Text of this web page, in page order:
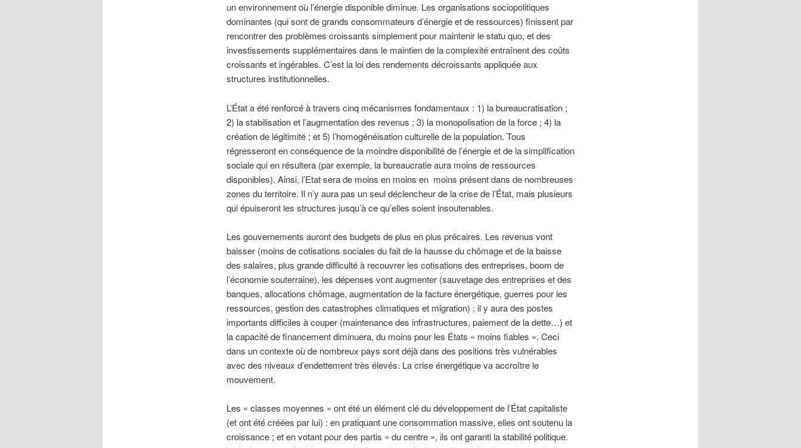
un environnement où l’énergie disponible diminue. Les organisations sociopolitiques
dominantes (qui sont de grands consommateurs d’énergie et de ressources) finissent par
rencontrer des problèmes croissants simplement pour maintenir le statu quo, et des
investissements supplémentaires dans le maintien de la complexité entraînent des coûts
croissants et ingérables. C’est la loi des rendements décroissants appliquée aux
structures institutionnelles.
L’État a été renforcé à travers cinq mécanismes fondamentaux : 1) la bureaucratisation ;
2) la stabilisation et l’augmentation des revenus ; 3) la monopolisation de la force ; 4) la
création de légitimité ; et 5) l’homogénéisation culturelle de la population. Tous
régresseront en conséquence de la moindre disponibilité de l’énergie et de la simplification
sociale qui en résultera (par exemple, la bureaucratie aura moins de ressources
disponibles). Ainsi, l’Etat sera de moins en moins en moins présent dans de nombreuses
zones du territoire. Il n’y aura pas un seul déclencheur de la crise de l’État, mais plusieurs
qui épuiseront les structures jusqu’à ce qu’elles soient insoutenables.
Les gouvernements auront des budgets de plus en plus précaires. Les revenus vont
baisser (moins de cotisations sociales du fait de la hausse du chômage et de la baisse
des salaires, plus grande difficulté à recouvrer les cotisations des entreprises, boom de
l’économie souterraine), les dépenses vont augmenter (sauvetage des entreprises et des
banques, allocations chômage, augmentation de la facture énergétique, guerres pour les
ressources, gestion des catastrophes climatiques et migration) ; il y aura des postes
importants difficiles à couper (maintenance des infrastructures, paiement de la dette…) et
la capacité de financement diminuera, du moins pour les États « moins fiables ». Ceci
dans un contexte où de nombreux pays sont déjà dans des positions très vulnérables
avec des niveaux d’endettement très élevés. La crise énergétique va accroître le
mouvement.
Les « classes moyennes » ont été un élément clé du développement de l’État capitaliste
(et ont été créées par lui) : en pratiquant une consommation massive, elles ont soutenu la
croissance ; et en votant pour des partis « du centre », ils ont garanti la stabilité politique.